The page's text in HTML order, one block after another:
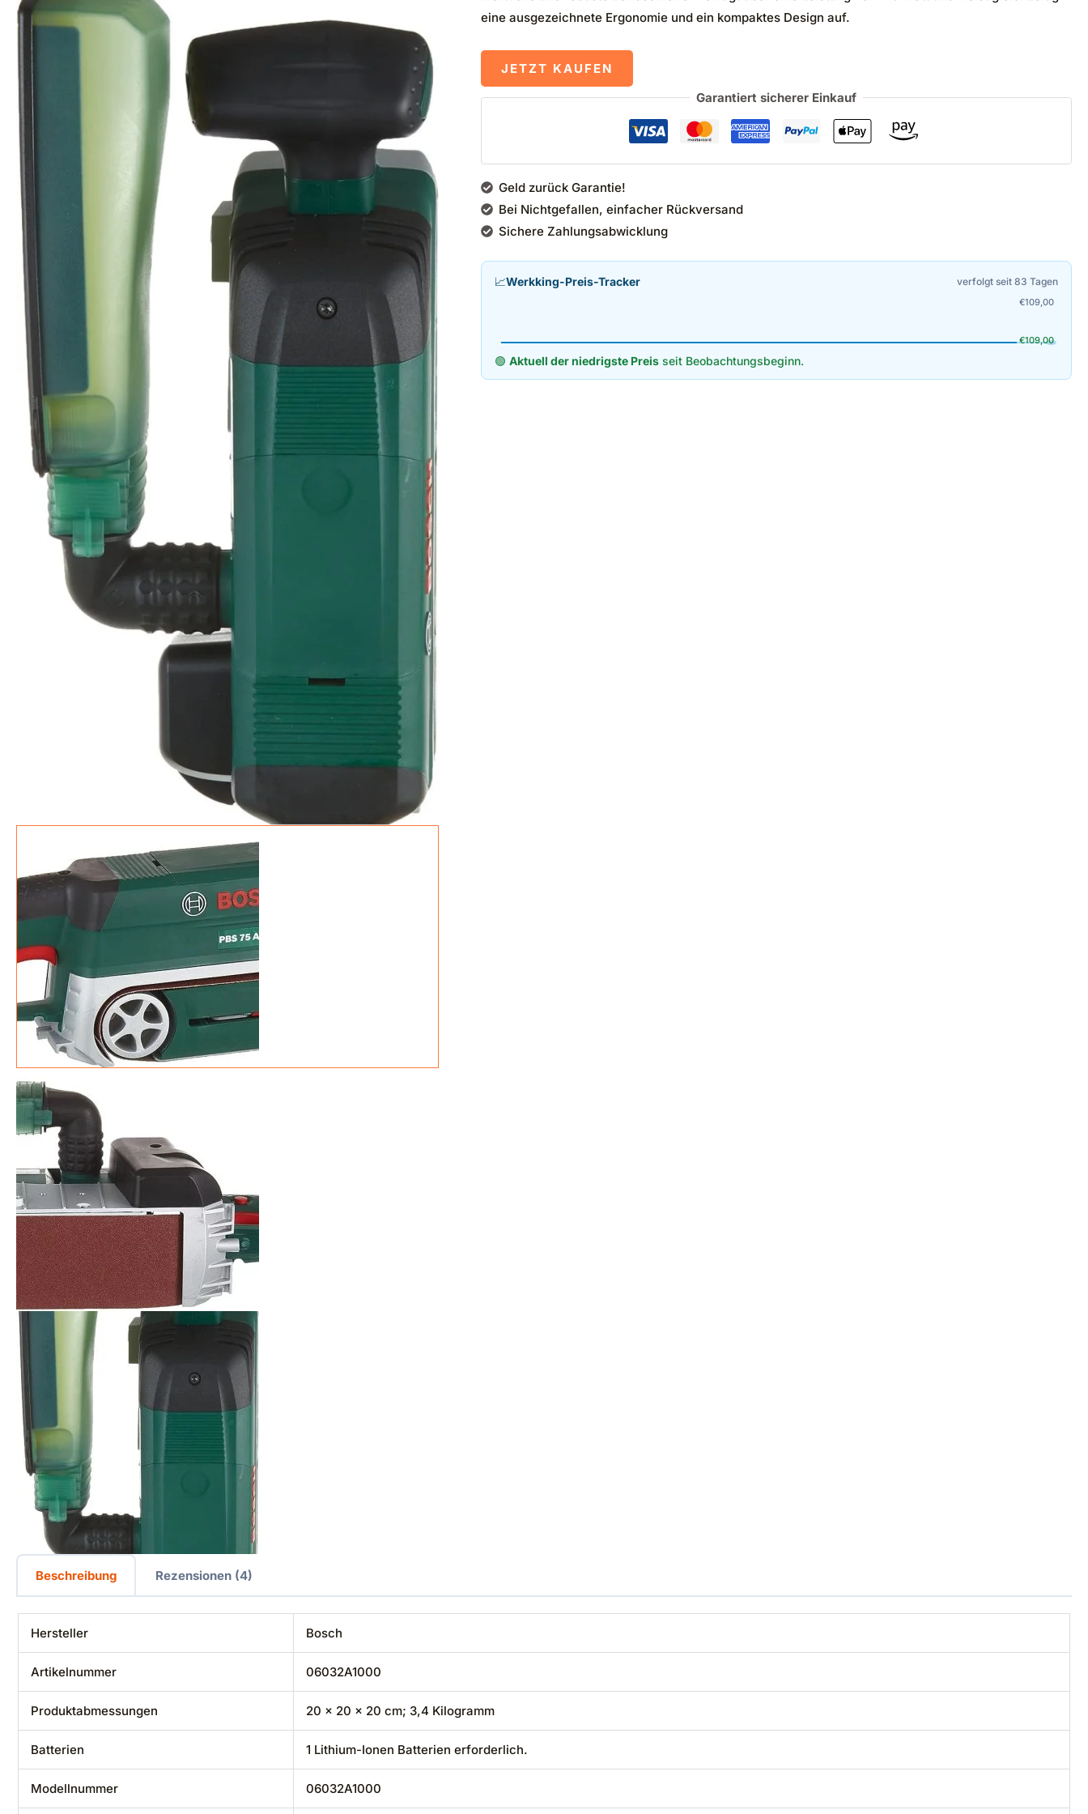
eine ausgezeichnete Ergonomie und ein kompaktes Design auf.
JETZT KAUFEN
Garantiert sicherer Einkauf
Geld zurück Garantie!
Bei Nichtgefallen, einfacher Rückversand
Sichere Zahlungsabwicklung
📈Werkking-Preis-Tracker verfolgt seit 83 Tagen
€109,00
€109,00
🟢 Aktuell der niedrigste Preisseit Beobachtungsbeginn.
Beschreibung Rezensionen (4)
Hersteller ‎Bosch
Artikelnummer ‎06032A1000
Produktabmessungen ‎20 x 20 x 20 cm; 3,4 Kilogramm
Batterien ‎1 Lithium-Ionen Batterien erforderlich.
Modellnummer ‎06032A1000